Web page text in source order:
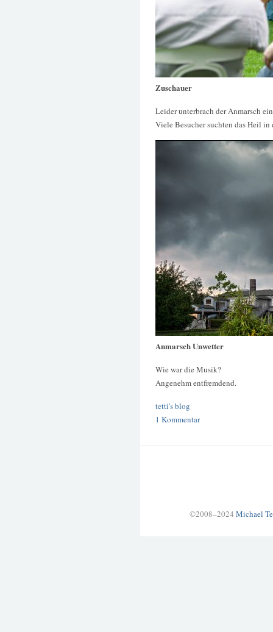
Zuschauer
Leider unterbrach der Anmarsch
Viele Besucher suchten das Heil
Anmarsch Unwetter
Wie war die Musik?
Angenehm entfremdend.
tetti's blog
1 Kommentar
©2008–2024 Michael